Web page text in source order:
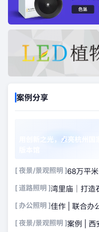
案例分享
用创新之光，点亮杭州国家
[ 夜景/景观照明 ]68万平
[ 道路照明 ]湾里庙｜打造
[ 办公照明 ]佳作 | 联合办
[ 夜景/景观照明 ]案例 | 西